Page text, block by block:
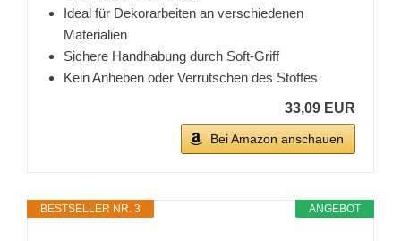
Ideal für Dekorarbeiten an verschiedenen
Materialien
Sichere Handhabung durch Soft-Griff
Kein Anheben oder Verrutschen des Stoffes
33,09 EUR
Bei Amazon anschauen
ANGEBOT
BESTSELLER NR. 3